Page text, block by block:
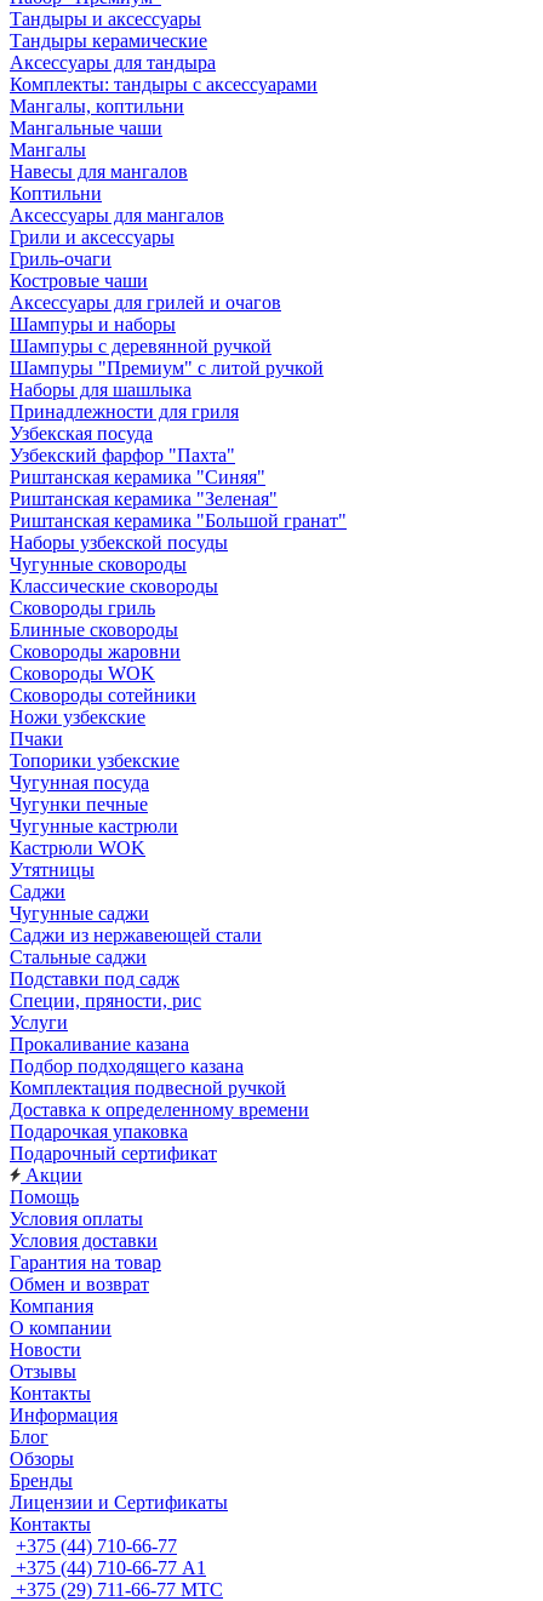
Тандыры и аксессуары
Тандыры керамические
Аксессуары для тандыра
Комплекты: тандыры с аксессуарами
Мангалы, коптильни
Мангальные чаши
Мангалы
Навесы для мангалов
Коптильни
Аксессуары для мангалов
Грили и аксессуары
Гриль-очаги
Костровые чаши
Аксессуары для грилей и очагов
Шампуры и наборы
Шампуры с деревянной ручкой
Шампуры "Премиум" с литой ручкой
Наборы для шашлыка
Принадлежности для гриля
Узбекская посуда
Узбекский фарфор "Пахта"
Риштанская керамика "Синяя"
Риштанская керамика "Зеленая"
Риштанская керамика "Большой гранат"
Наборы узбекской посуды
Чугунные сковороды
Классические сковороды
Сковороды гриль
Блинные сковороды
Сковороды жаровни
Сковороды WOK
Сковороды сотейники
Ножи узбекские
Пчаки
Топорики узбекские
Чугунная посуда
Чугунки печные
Чугунные кастрюли
Кастрюли WOK
Утятницы
Саджи
Чугунные саджи
Саджи из нержавеющей стали
Стальные саджи
Подставки под садж
Специи, пряности, рис
Услуги
Прокаливание казана
Подбор подходящего казана
Комплектация подвесной ручкой
Доставка к определенному времени
Подарочкая упаковка
Подарочный сертификат
Акции
Помощь
Условия оплаты
Условия доставки
Гарантия на товар
Обмен и возврат
Компания
О компании
Новости
Отзывы
Контакты
Информация
Блог
Обзоры
Бренды
Лицензии и Сертификаты
Контакты
+375 (44) 710-66-77
+375 (44) 710-66-77 А1
+375 (29) 711-66-77 МТС